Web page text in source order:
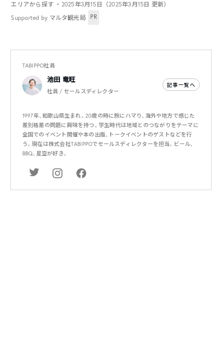
エリアから探す ・2025年3月15日（2025年3月15日 更新）
Supported by マルタ観光局
PR
TABIPPO社員
池田 竜旺
社員 / セールスディレクター
記事一覧へ
1997年、和歌山県生まれ。20歳の時に旅にハマり、海外や地方で感じた
差別格差の問題に興味を持つ。学生時代は地域とのつながりをテーマに
全国でのイベント開催や本の出版、トークイベントのゲストなどを行
う。現在は株式会社TABIPPOでセールスディレクターを担当。ビール、
BBQ、星空が好き。